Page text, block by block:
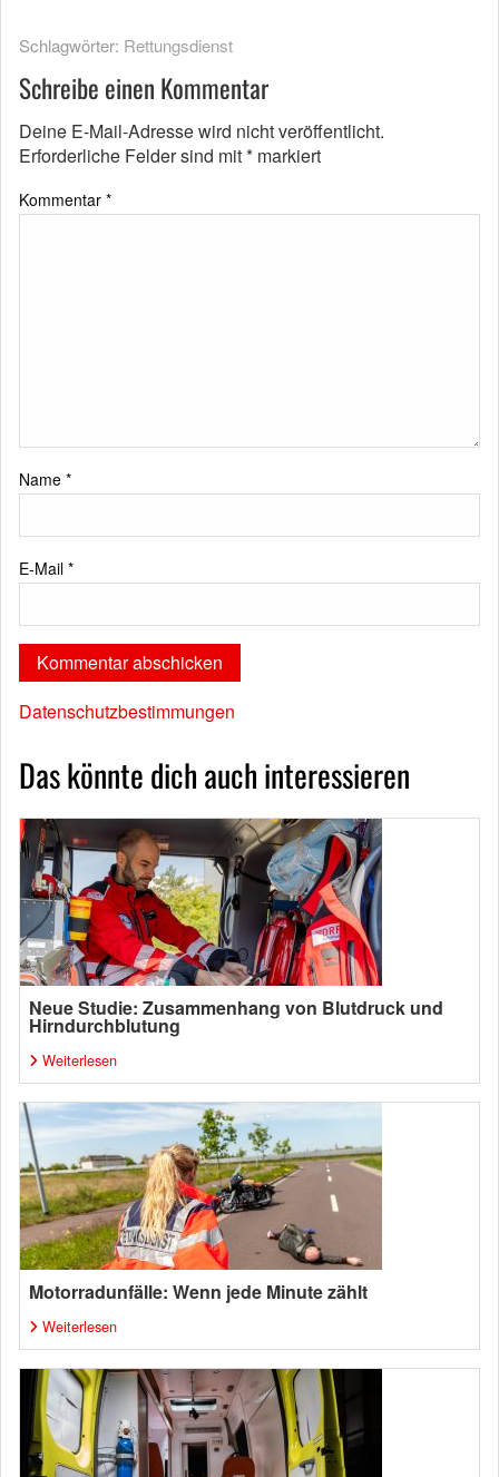
Schlagwörter: Rettungsdienst
Schreibe einen Kommentar
Deine E-Mail-Adresse wird nicht veröffentlicht.
Erforderliche Felder sind mit* markiert
Kommentar *
Name *
E-Mail *
Datenschutzbestimmungen
Das könnte dich auch interessieren
Neue Studie: Zusammenhang von Blutdruck und
Hirndurchblutung
Weiterlesen
Motorradunfälle: Wenn jede Minute zählt
Weiterlesen